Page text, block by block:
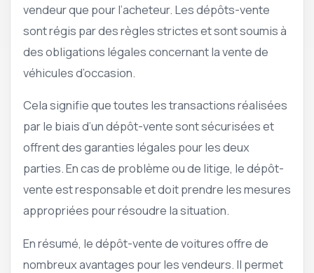
vendeur que pour l’acheteur. Les dépôts-vente
sont régis par des règles strictes et sont soumis à
des obligations légales concernant la vente de
véhicules d’occasion.
Cela signifie que toutes les transactions réalisées
par le biais d’un dépôt-vente sont sécurisées et
offrent des garanties légales pour les deux
parties. En cas de problème ou de litige, le dépôt-
vente est responsable et doit prendre les mesures
appropriées pour résoudre la situation.
En résumé, le dépôt-vente de voitures offre de
nombreux avantages pour les vendeurs. Il permet